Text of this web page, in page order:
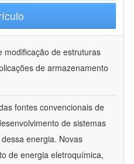
modificação de estruturas
de armazenamento
fontes convencionais de
de sistemas
energia. Novas
de energia eletroquímica,